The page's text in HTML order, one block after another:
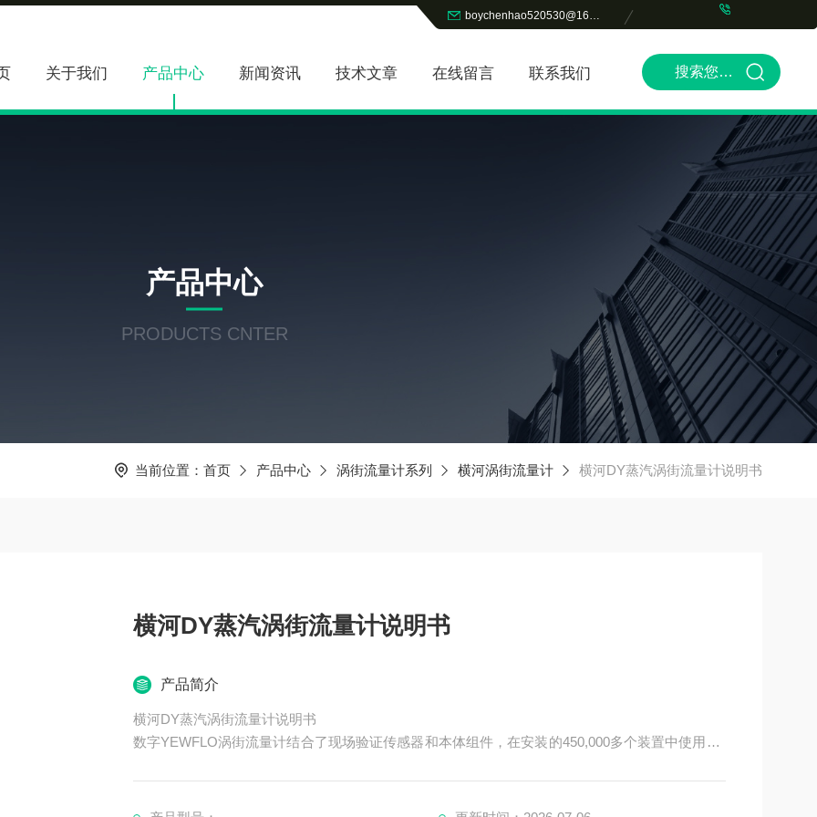
boychenhao520530@163.com
关于我们 产品中心 新闻资讯 技术文章 在线留言 联系我们
产品中心
PRODUCTS CNTER
当前位置： 首页 产品中心 涡街流量计系列 横河涡街流量计 横河DY蒸汽涡街流量计说明书
横河DY蒸汽涡街流量计说明书
产品简介
横河DY蒸汽涡街流量计说明书
数字YEWFLO涡街流量计结合了现场验证传感器和本体组件，在安装的450,000多个装置中使用了*
率并降低运营成本蒸汽横河涡街流量计选型*.横河DY蒸汽涡街流量计选型代